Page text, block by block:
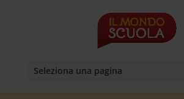
Seleziona una pagina